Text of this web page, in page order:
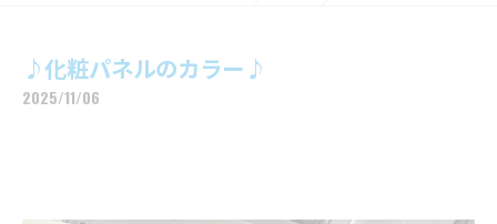
♪化粧パネルのカラー♪
2025/11/06